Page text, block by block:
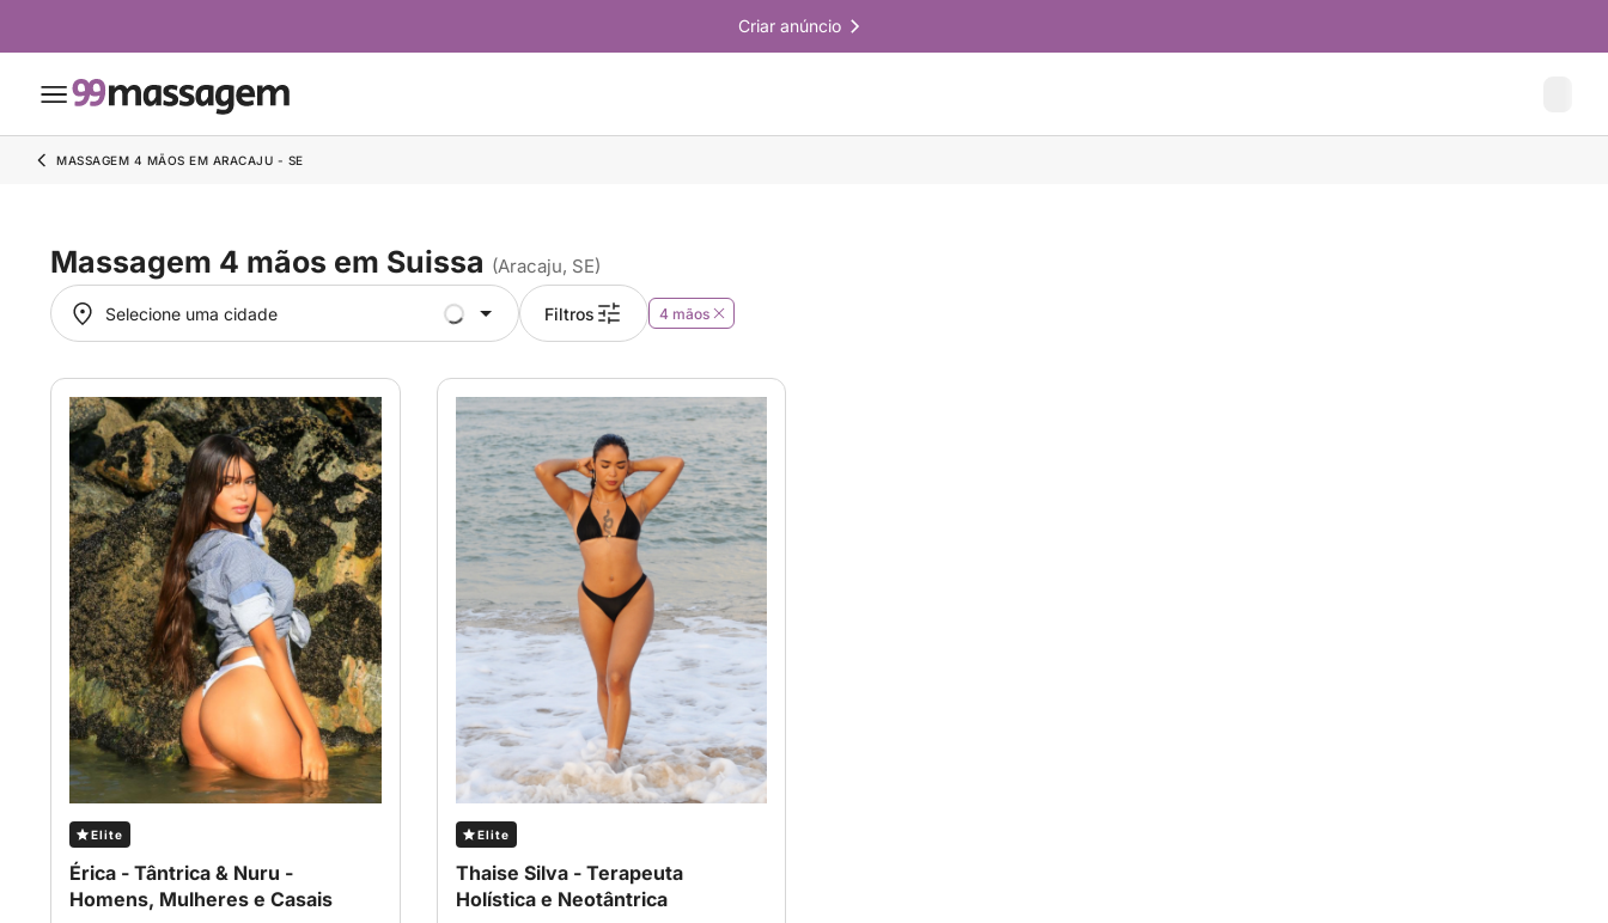
Criar anúncio
MASSAGEM 4 MÃOS EM ARACAJU - SE
Massagem 4 mãos em Suissa (Aracaju, SE)
Selecione uma cidade
Selecione uma cidade Filtros 4 mãos
Elite
Érica - Tântrica & Nuru -
Homens, Mulheres e Casais
Elite
Thaise Silva - Terapeuta
Holística e Neotântrica